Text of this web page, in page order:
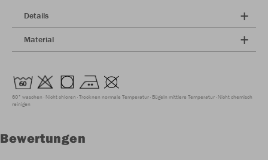
Details
Material
60° waschen Nicht chloren Trocknen normale Temperatur Bügeln mittlere Temperatur Nicht chemisch
reinigen
Bewertungen